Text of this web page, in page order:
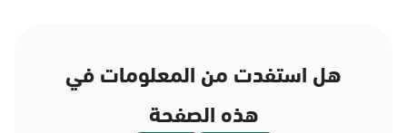
هل استفدت من المعلومات في
هذه الصفحة